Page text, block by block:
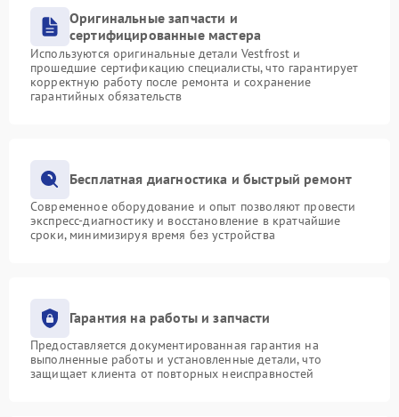
Оригинальные запчасти и
сертифицированные мастера
Используются оригинальные детали Vestfrost и
прошедшие сертификацию специалисты, что гарантирует
корректную работу после ремонта и сохранение
гарантийных обязательств
Бесплатная диагностика и быстрый ремонт
Современное оборудование и опыт позволяют провести
экспресс-диагностику и восстановление в кратчайшие
сроки, минимизируя время без устройства
Гарантия на работы и запчасти
Предоставляется документированная гарантия на
выполненные работы и установленные детали, что
защищает клиента от повторных неисправностей